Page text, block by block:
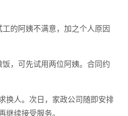
的阿姨不满意，加之个人原因
，可先试用两位阿姨。合同约
换人。次日，家政公司随即安排
续接受服务。